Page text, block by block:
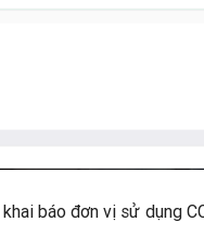
khai báo đơn vị sử dụng